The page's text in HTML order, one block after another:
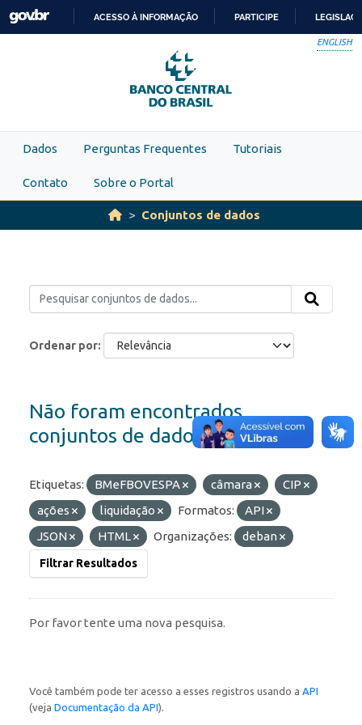
Skip to main content
PARA
O
CONTEÚDO
ACESSO À INFORMAÇÃO PARTICIPE
ENGLISH
Dados Perguntas Frequentes Tutoriais
Contato Sobre o Portal
Conjuntos de dados
Ordenar por
Não foram encontrados
conjuntos de dados
Etiquetas: BMeFBOVESPA câmara
CIP
ações
liquidação Formatos:
API
JSON
HTML Organizações: deban
Filtrar Resultados
Por favor tente uma nova pesquisa.
Você também pode ter acesso a esses registros usando a API
(veja Documentação da API).